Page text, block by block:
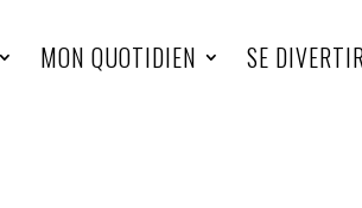
MON QUOTIDIEN SE